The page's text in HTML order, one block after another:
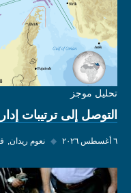
تحليل موجز
التوصل إلى ترتيبات
٦ أغسطس ٢٠٢٦ ◆ نعوم ريدان